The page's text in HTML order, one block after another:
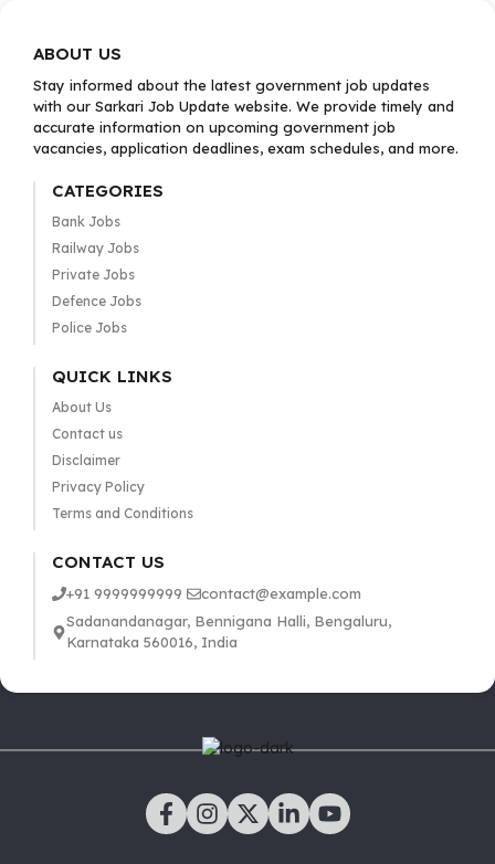
ABOUT US
Stay informed about the latest government job updates
with our Sarkari Job Update website. We provide timely and
accurate information on upcoming government job
vacancies, application deadlines, exam schedules, and more.
CATEGORIES
Bank Jobs
Railway Jobs
Private Jobs
Defence Jobs
Police Jobs
QUICK LINKS
About Us
Contact us
Disclaimer
Privacy Policy
Terms and Conditions
CONTACT US
+91 9999999999
contact@example.com
Sadanandanagar, Bennigana Halli, Bengaluru,
Karnataka 560016, India